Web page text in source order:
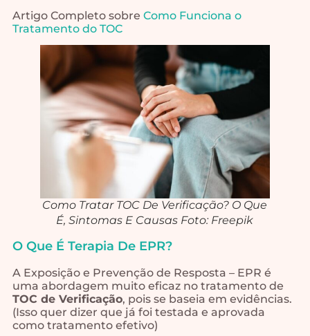
Artigo Completo sobre Como Funciona o
Tratamento do TOC
Como Tratar TOC De Verificação? O Que
É, Sintomas E Causas Foto: Freepik
O Que É Terapia De EPR?
A Exposição e Prevenção de Resposta – EPR é
uma abordagem muito eficaz no tratamento de
TOC de Verificação, pois se baseia em evidências.
(Isso quer dizer que já foi testada e aprovada
como tratamento efetivo)